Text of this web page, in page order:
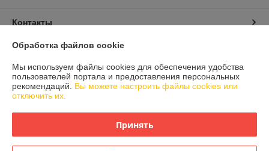
Контакты
Доставка и оплата
График работы
Политика обработки cookies
Обработка файлов cookie
Мы используем файлы cookies для обеспечения удобства
пользователей портала и предоставления персональных
рекомендаций. Вы можете настроить файлы cookies или
отключить их.
Принять